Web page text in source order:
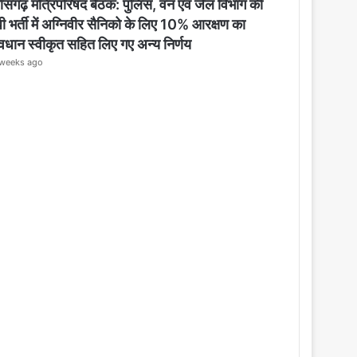
मंत्रिपरिषद बैठक: पुलिस, वन एवं जेल विभाग की
भर्ती में अग्निवीर सैनिको के लिए 10% आरक्षण का
स्वीकृत सहित लिए गए अन्य निर्णय
ago